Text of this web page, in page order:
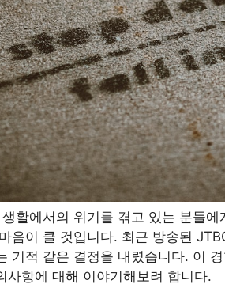
활에서의 위기를 겪고 있는 분들
음이 클 것입니다. 최근 방송된
기적 같은 결정을 내렸습니다. 이
사항에 대해 이야기해보려 합니다.